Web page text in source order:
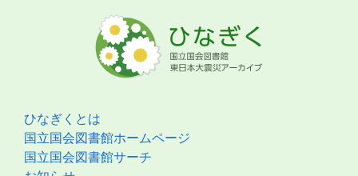
ひなぎくとは
国立国会図書館ホームページ
国立国会図書館サーチ